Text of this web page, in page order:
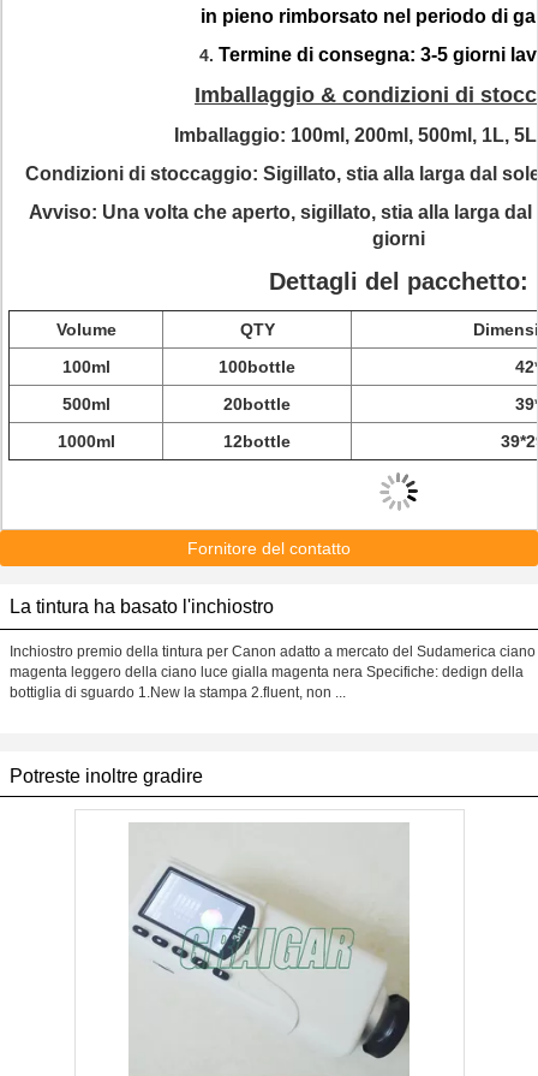
in pieno rimborsato nel periodo di
4. Termine di consegna: 3-5 giorni
Imballaggio & condizioni di
Imballaggio: 100ml, 200ml, 500ml, 1L,
Condizioni di stoccaggio: Sigillato, stia alla larga dal
Avviso: Una volta che aperto, sigillato, stia alla larga dal
giorni
Dettagli del pacchetto:
Volume QTY
100ml
100bottle
500ml
20bottle
1000ml
12bottle
Fornitore del contatto
La tintura ha basato l'inchiostro
Inchiostro premio della tintura per Canon adatto a mercato del Sudamerica ciano
magenta leggero della ciano luce gialla magenta nera Specifiche: dedign della
bottiglia di sguardo 1.New la stampa 2.fluent, non ...
Potreste inoltre gradire